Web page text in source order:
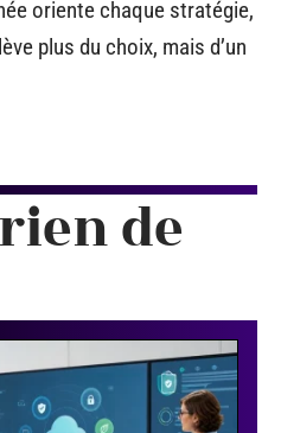
oriente chaque stratégie,
plus du choix, mais d’un
de